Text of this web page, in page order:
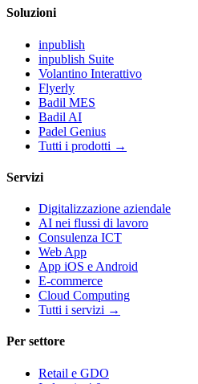
Soluzioni
inpublish
inpublish Suite
Volantino Interattivo
Flyerly
Badil MES
Badil AI
Padel Genius
Tutti i prodotti →
Servizi
Digitalizzazione aziendale
AI nei flussi di lavoro
Consulenza ICT
Web App
App iOS e Android
E-commerce
Cloud Computing
Tutti i servizi →
Per settore
Retail e GDO